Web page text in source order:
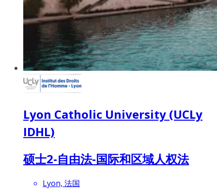
Lyon Catholic University (UCLy
IDHL)
硕士2-自由法-国际和区域人权法
Lyon, 法国